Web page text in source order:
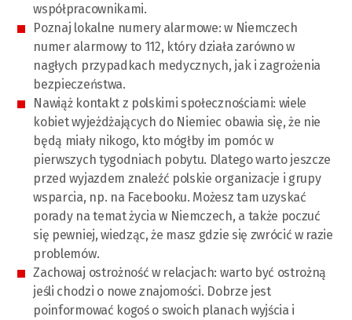
współpracownikami.
Poznaj lokalne numery alarmowe: w Niemczech
numer alarmowy to 112, który działa zarówno w
nagłych przypadkach medycznych, jak i zagrożenia
bezpieczeństwa.
Nawiąż kontakt z polskimi społecznościami: wiele
kobiet wyjeżdżających do Niemiec obawia się, że nie
będą miały nikogo, kto mógłby im pomóc w
pierwszych tygodniach pobytu. Dlatego warto jeszcze
przed wyjazdem znaleźć polskie organizacje i grupy
wsparcia, np. na Facebooku. Możesz tam uzyskać
porady na temat życia w Niemczech, a także poczuć
się pewniej, wiedząc, że masz gdzie się zwrócić w razie
problemów.
Zachowaj ostrożność w relacjach: warto być ostrożną
jeśli chodzi o nowe znajomości. Dobrze jest
poinformować kogoś o swoich planach wyjścia i